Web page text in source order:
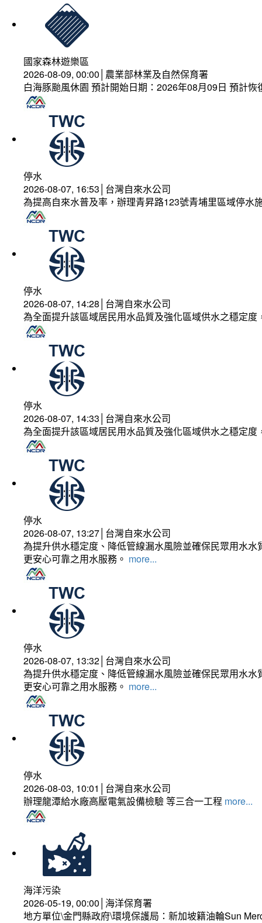
國家森林遊樂區
2026-08-09, 00:00│農業部林業及自然保育署
白海豚颱風休園 預計開始日期：2026年08月09日 預計
停水
2026-08-07, 16:53│台灣自來水公司
為提高自來水普及率，辦理青昇路123號青埔里區域停水
停水
2026-08-07, 14:28│台灣自來水公司
為全面提升該區域居民用水品質及強化區域供水之穩定
停水
2026-08-07, 14:33│台灣自來水公司
為全面提升該區域居民用水品質及強化區域供水之穩定
停水
2026-08-07, 13:27│台灣自來水公司
為提升供水穩定度、降低管線漏水風險並確保民眾用水
更安心可靠之用水服務。 more...
停水
2026-08-07, 13:32│台灣自來水公司
為提升供水穩定度、降低管線漏水風險並確保民眾用水
更安心可靠之用水服務。 more...
停水
2026-08-03, 10:01│台灣自來水公司
辦理龍潭給水廠高壓電氣設備檢驗 等三合一工程 more...
海洋污染
2026-05-19, 00:00│海洋保育署
地方單位\金門縣政府\環境保護局：新加坡籍油輪Sun